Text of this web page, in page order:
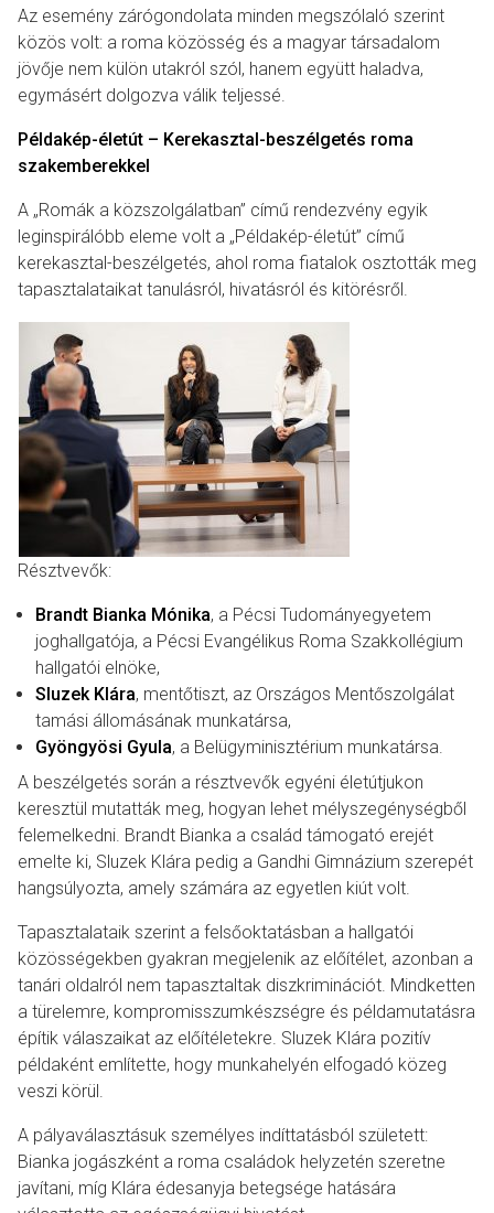
Az esemény zárógondolata minden megszólaló szerint
közös volt: a roma közösség és a magyar társadalom
jövője nem külön utakról szól, hanem együtt haladva,
egymásért dolgozva válik teljessé.
Példakép-életút – Kerekasztal-beszélgetés roma
szakemberekkel
A „Romák a közszolgálatban” című rendezvény egyik
leginspirálóbb eleme volt a „Példakép-életút” című
kerekasztal-beszélgetés, ahol roma fiatalok osztották meg
tapasztalataikat tanulásról, hivatásról és kitörésről.
Résztvevők:
Brandt Bianka Mónika, a Pécsi Tudományegyetem
joghallgatója, a Pécsi Evangélikus Roma Szakkollégium
hallgatói elnöke,
Sluzek Klára, mentőtiszt, az Országos Mentőszolgálat
tamási állomásának munkatársa,
Gyöngyösi Gyula, a Belügyminisztérium munkatársa.
A beszélgetés során a résztvevők egyéni életútjukon
keresztül mutatták meg, hogyan lehet mélyszegénységből
felemelkedni. Brandt Bianka a család támogató erejét
emelte ki, Sluzek Klára pedig a Gandhi Gimnázium szerepét
hangsúlyozta, amely számára az egyetlen kiút volt.
Tapasztalataik szerint a felsőoktatásban a hallgatói
közösségekben gyakran megjelenik az előítélet, azonban a
tanári oldalról nem tapasztaltak diszkriminációt. Mindketten
a türelemre, kompromisszumkészségre és példamutatásra
építik válaszaikat az előítéletekre. Sluzek Klára pozitív
példaként említette, hogy munkahelyén elfogadó közeg
veszi körül.
A pályaválasztásuk személyes indíttatásból született:
Bianka jogászként a roma családok helyzetén szeretne
javítani, míg Klára édesanyja betegsége hatására